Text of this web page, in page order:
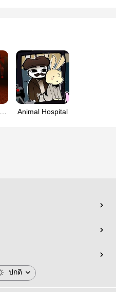
Animal Hospital
ปกติ